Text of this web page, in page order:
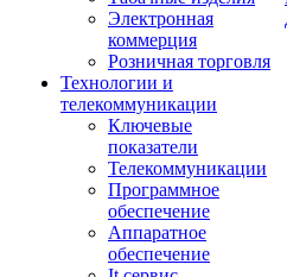
Электронная
коммерция
Розничная торговля
Технологии и
телекоммуникации
Ключевые
показатели
Телекоммуникации
Программное
обеспечение
Аппаратное
обеспечение